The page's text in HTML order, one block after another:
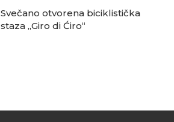
Svečano otvorena biciklistička
staza „Giro di Ćiro“